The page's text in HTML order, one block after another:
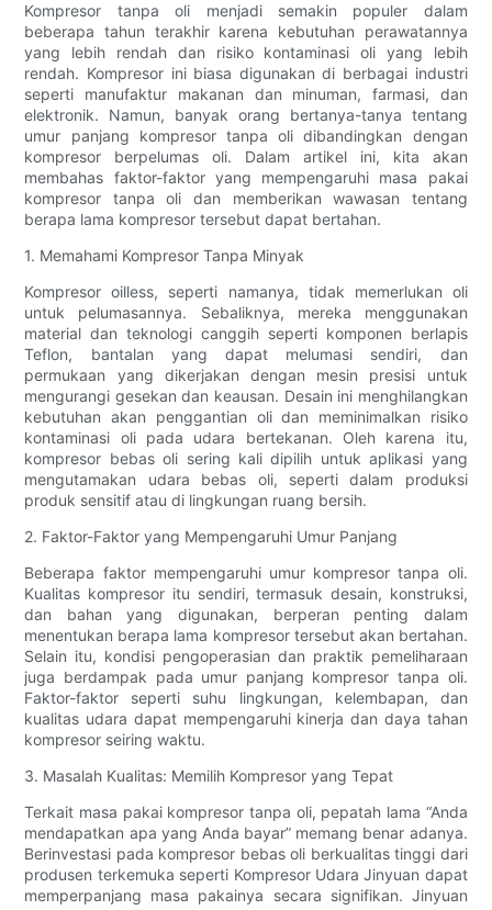
Kompresor tanpa oli menjadi semakin populer dalam
beberapa tahun terakhir karena kebutuhan perawatannya
yang lebih rendah dan risiko kontaminasi oli yang lebih
rendah. Kompresor ini biasa digunakan di berbagai industri
seperti manufaktur makanan dan minuman, farmasi, dan
elektronik. Namun, banyak orang bertanya-tanya tentang
umur panjang kompresor tanpa oli dibandingkan dengan
kompresor berpelumas oli. Dalam artikel ini, kita akan
membahas faktor-faktor yang mempengaruhi masa pakai
kompresor tanpa oli dan memberikan wawasan tentang
berapa lama kompresor tersebut dapat bertahan.
1. Memahami Kompresor Tanpa Minyak
Kompresor oilless, seperti namanya, tidak memerlukan oli
untuk pelumasannya. Sebaliknya, mereka menggunakan
material dan teknologi canggih seperti komponen berlapis
Teflon, bantalan yang dapat melumasi sendiri, dan
permukaan yang dikerjakan dengan mesin presisi untuk
mengurangi gesekan dan keausan. Desain ini menghilangkan
kebutuhan akan penggantian oli dan meminimalkan risiko
kontaminasi oli pada udara bertekanan. Oleh karena itu,
kompresor bebas oli sering kali dipilih untuk aplikasi yang
mengutamakan udara bebas oli, seperti dalam produksi
produk sensitif atau di lingkungan ruang bersih.
2. Faktor-Faktor yang Mempengaruhi Umur Panjang
Beberapa faktor mempengaruhi umur kompresor tanpa oli.
Kualitas kompresor itu sendiri, termasuk desain, konstruksi,
dan bahan yang digunakan, berperan penting dalam
menentukan berapa lama kompresor tersebut akan bertahan.
Selain itu, kondisi pengoperasian dan praktik pemeliharaan
juga berdampak pada umur panjang kompresor tanpa oli.
Faktor-faktor seperti suhu lingkungan, kelembapan, dan
kualitas udara dapat mempengaruhi kinerja dan daya tahan
kompresor seiring waktu.
3. Masalah Kualitas: Memilih Kompresor yang Tepat
Terkait masa pakai kompresor tanpa oli, pepatah lama “Anda
mendapatkan apa yang Anda bayar” memang benar adanya.
Berinvestasi pada kompresor bebas oli berkualitas tinggi dari
produsen terkemuka seperti Kompresor Udara Jinyuan dapat
memperpanjang masa pakainya secara signifikan. Jinyuan